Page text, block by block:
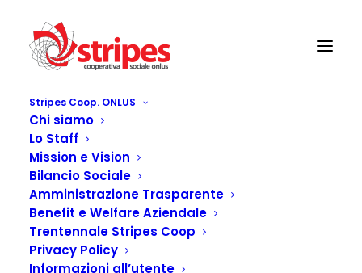
Stripes Coop. ONLUS
Chi siamo
Lo Staff
Mission e Vision
Bilancio Sociale
Amministrazione Trasparente
Benefit e Welfare Aziendale
Trentennale Stripes Coop
Privacy Policy
Informazioni all’utente
Home